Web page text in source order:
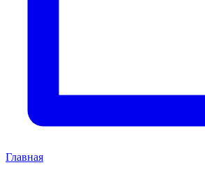
Главная